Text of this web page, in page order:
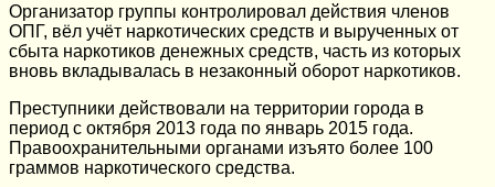
Организатор группы контролировал действия членов
ОПГ, вёл учёт наркотических средств и вырученных от
сбыта наркотиков денежных средств, часть из которых
вновь вкладывалась в незаконный оборот наркотиков.
Преступники действовали на территории города в
период с октября 2013 года по январь 2015 года.
Правоохранительными органами изъято более 100
граммов наркотического средства.